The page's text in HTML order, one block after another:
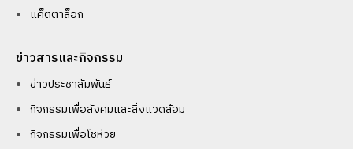
แค็ตตาล็อก
ข่าวสารและกิจกรรม
ข่าวประชาสัมพันธ์
กิจกรรมเพื่อสังคมและสิ่งแวดล้อม
กิจกรรมเพื่อโชห่วย